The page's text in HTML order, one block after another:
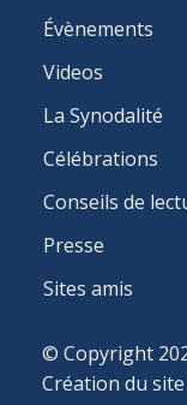
Évènements
Videos
La Synodalité
Célébrations
Conseils de
Presse
Sites amis
© Copyright
Création du